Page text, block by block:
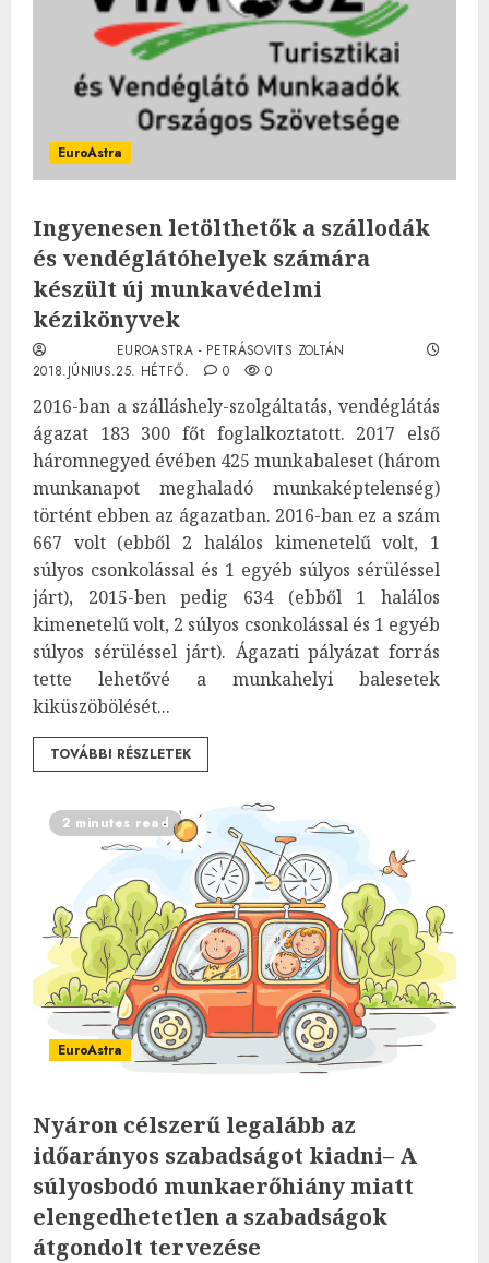
EuroAstra
Ingyenesen letölthetők a szállodák
és vendéglátóhelyek számára
készült új munkavédelmi
kézikönyvek
EUROASTRA - PETRÁSOVITS ZOLTÁN
2018.JÚNIUS.25. HÉTFŐ.
0 0
2016-ban a szálláshely-szolgáltatás, vendéglátás
ágazat 183 300 főt foglalkoztatott. 2017 első
háromnegyed évében 425 munkabaleset (három
munkanapot meghaladó munkaképtelenség)
történt ebben az ágazatban. 2016-ban ez a szám
667 volt (ebből 2 halálos kimenetelű volt, 1
súlyos csonkolással és 1 egyéb súlyos sérüléssel
járt), 2015-ben pedig 634 (ebből 1 halálos
kimenetelű volt, 2 súlyos csonkolással és 1 egyéb
súlyos sérüléssel járt). Ágazati pályázat forrás
tette lehetővé a munkahelyi balesetek
kiküszöbölését...
TOVÁBBI RÉSZLETEK
2 minutes read
EuroAstra
Nyáron célszerű legalább az
időarányos szabadságot kiadni– A
súlyosbodó munkaerőhiány miatt
elengedhetetlen a szabadságok
átgondolt tervezése